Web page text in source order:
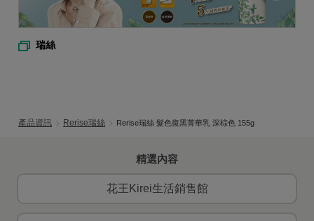
瑞絲
產品資訊 Rerise瑞絲 Rerise瑞絲 髮色復黑菁華乳 深棕色 155g
精選內容
花王Kirei生活銷售館